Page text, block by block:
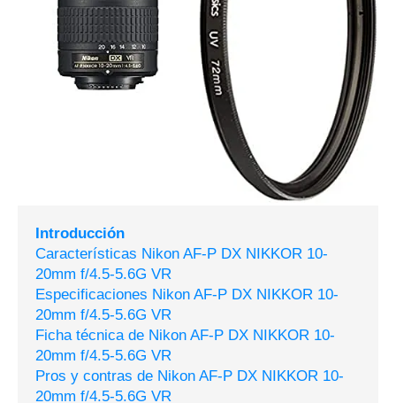
Introducción
Características Nikon AF-P DX NIKKOR 10-
20mm f/4.5-5.6G VR
Especificaciones Nikon AF-P DX NIKKOR 10-
20mm f/4.5-5.6G VR
Ficha técnica de Nikon AF-P DX NIKKOR 10-
20mm f/4.5-5.6G VR
Pros y contras de Nikon AF-P DX NIKKOR 10-
20mm f/4.5-5.6G VR